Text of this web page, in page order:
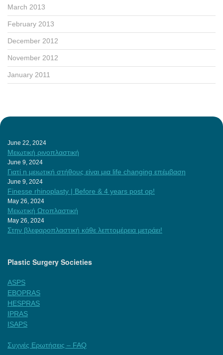
March 2013
February 2013
December 2012
November 2012
January 2011
June 22, 2024
Μειωτική ρινοπλαστική
June 9, 2024
Γιατί η μειωτική στήθους είναι μια life changing επέμβαση
June 9, 2024
Finesse rhinoplasty | Before & 4 years post op!
May 26, 2024
Μειωτική Ωτοπλαστική
May 26, 2024
Στην βλεφαροπλαστική κάθε λεπτομέρεια μετράει!
Plastic Surgery Societies
ASPS
EBOPRAS
HESPRAS
IPRAS
ISAPS
Συχνές Ερωτήσεις – FAQ